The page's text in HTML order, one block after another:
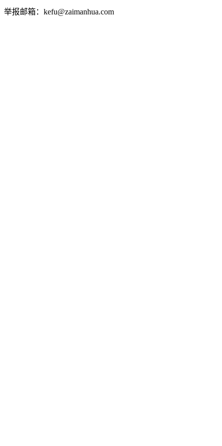
举报邮箱：kefu@zaimanhua.com